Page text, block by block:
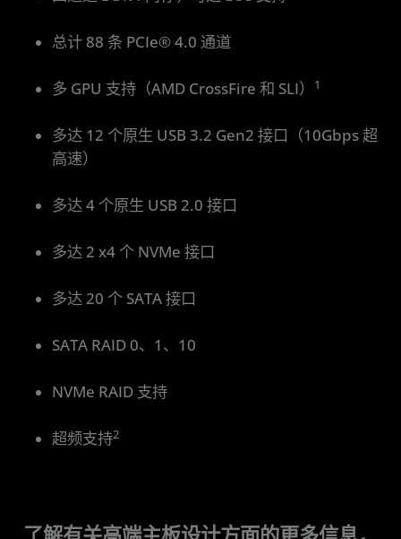
总计 88 条 PCIe® 4.0 通道
多 GPU 支持（AMD CrossFire 和 SLI） 1
多达 12 个原生 USB 3.2 Gen2 接口（10Gbps 超
高速）
多达 4 个原生 USB 2.0 接口
多达 2 x4 个 NVMe 接口
多达 20 个 SATA 接口
SATA RAID 0、1、10
NVMe RAID 支持
超频支持2